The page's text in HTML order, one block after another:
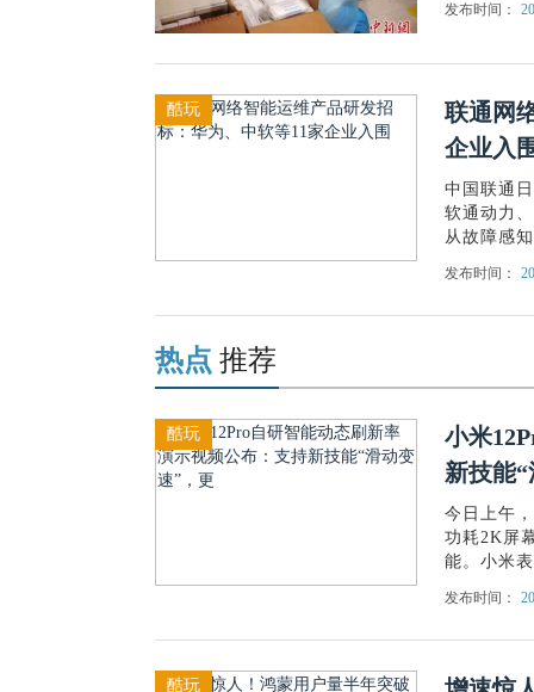
发布时间：
酷玩
联通网
企业入
中国联通
软通动力
从故障感
发布时间：
热点 推荐
酷玩
小米
新技能
今日上午
功耗2K屏
能。小米
发布时间：
酷玩